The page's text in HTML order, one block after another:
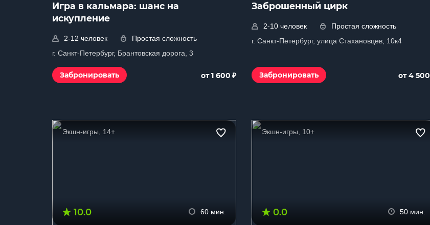
Игра в кальмара: шанс на
искупление
2-12 человек
Простая сложность
г. Санкт-Петербург, Брантовская дорога, 3
Забронировать от 1 600 ₽
Заброшенный цирк
2-10 человек
Простая сложность
г. Санкт-Петербург, улица Стахановцев, 10к4
Забронировать от 4 500
Экшн-игры, 14+
10.0 60 мин.
Экшн-игры, 10+
0.0 50 мин.